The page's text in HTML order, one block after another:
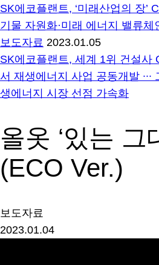
SK에코플랜트, ‘미래산업의 장’
기물 자원화·미래 에너지 밸류체
보도자료 2023.01.05
SK에코플랜트, 세계 1위 건설사
서 재생에너지 사업 공동개발 ∙∙∙
생에너지 시장 선점 가속화
올옷 ‘있는 그
(ECO Ver.)
보도자료
2023.01.04